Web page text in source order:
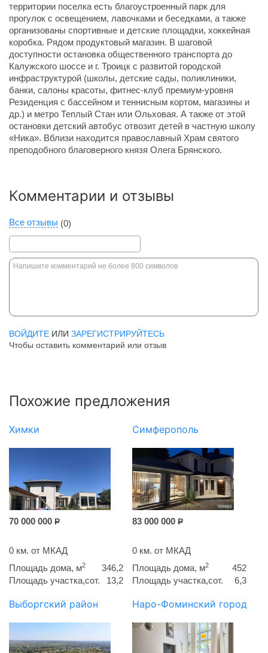
территории поселка есть благоустроенный парк для
прогулок с освещением, лавочками и беседками, а также
организованы спортивные и детские площадки, хоккейная
коробка. Рядом продуктовый магазин. В шаговой
доступности остановка общественного транспорта до
Калужского шоссе и г. Троицк с развитой городской
инфраструктурой (школы, детские сады, поликлиники,
банки, салоны красоты, фитнес-клуб премиум-уровня
Резиденция с бассейном и теннисным кортом, магазины и
др.) и метро Теплый Стан или Ольховая. А также от этой
остановки детский автобус отвозит детей в частную школу
«Ника». Вблизи находится православный Храм святого
преподобного благоверного князя Олега Брянского.
Комментарии и отзывы
Все отзывы (0)
ВОЙДИТЕ ИЛИ ЗАРЕГИСТРИРУЙТЕСЬ
Чтобы оставить комментарий или отзыв
Похожие предложения
Химки
70 000 000 Р
0 км. от МКАД
Площадь дома, м2
346,2
Площадь участка,сот.
13,2
Симферополь
83 000 000 Р
0 км. от МКАД
Площадь дома, м2
452
Площадь участка,сот.
6,3
Выборгский район Наро-Фоминский